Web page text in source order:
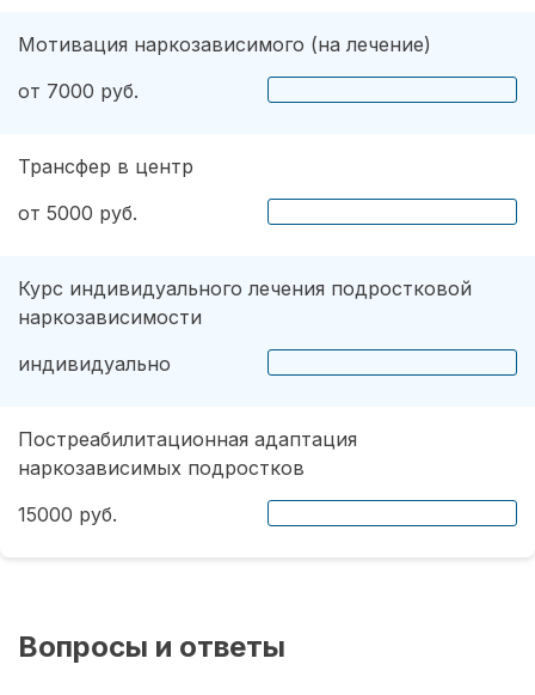
Мотивация наркозависимого (на лечение)
от 7000 руб.
Трансфер в центр
от 5000 руб.
Курс индивидуального лечения подростковой
наркозависимости
индивидуально
Постреабилитационная адаптация
наркозависимых подростков
15000 руб.
Вопросы и ответы